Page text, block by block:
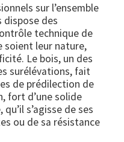
sur l’ensemble
des
technique de
soient leur nature,
Le bois, un des
surélévations, fait
de prédilection de
fort d’une solide
s’agisse de ses
ou de sa résistance